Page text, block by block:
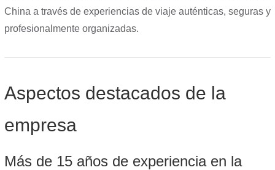
China a través de experiencias de viaje auténticas, seguras y
profesionalmente organizadas.
Aspectos destacados de la
empresa
Más de 15 años de experiencia en la